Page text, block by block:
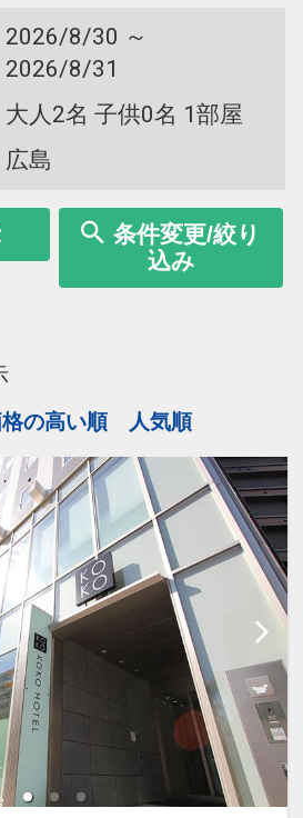
2026/8/30 ～
2026/8/31
大人2名 子供0名 1部屋
広島
条件変更/絞り
込み
の高い順 人気順